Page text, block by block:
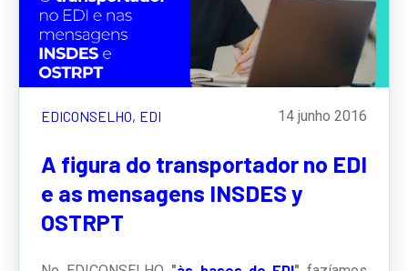
EDICONSELHO, EDI 14 junho 2016
A figura do transportador no EDI
e as mensagens INSDES y
OSTRPT